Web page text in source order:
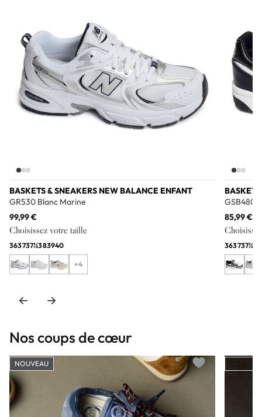
BASKETS & SNEAKERS NEW BALANCE ENFANT
GR530 Blanc Marine
99,99 €
Choisissez votre taille
363737½383940
+4
GSB480
85,99 €
363737½
Nos coups de cœur
NOUVEAU
Add to wishlist